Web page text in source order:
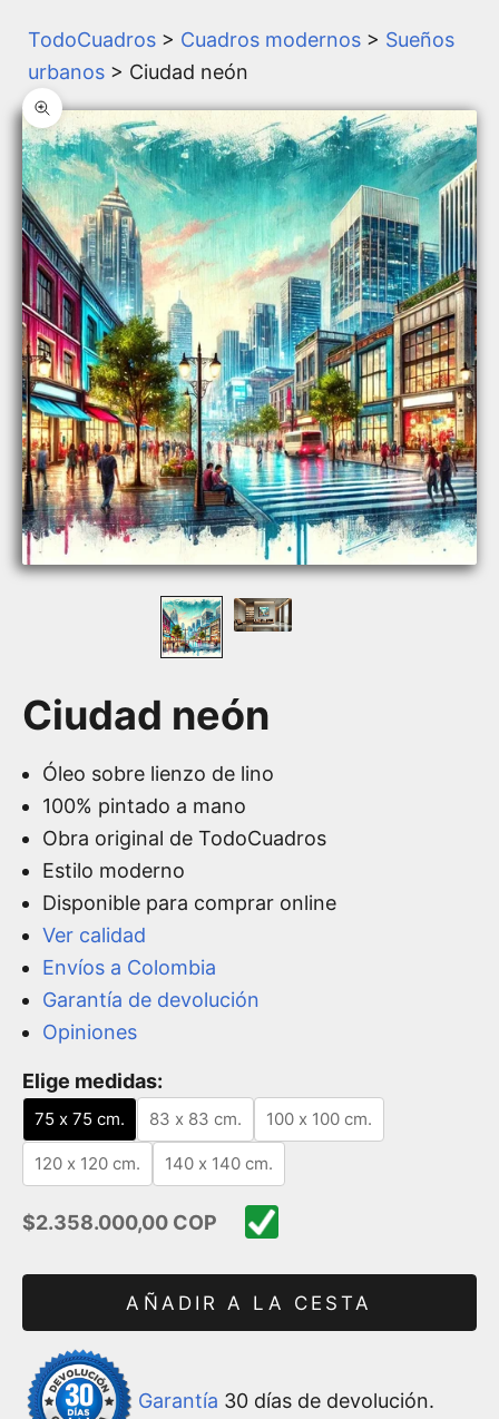
TodoCuadros > Cuadros modernos > Sueños
urbanos > Ciudad neón
Zoom
Ciudad neón
Óleo sobre lienzo de lino
100% pintado a mano
Obra original de TodoCuadros
Estilo moderno
Disponible para comprar online
Ver calidad
Envíos a Colombia
Garantía de devolución
Opiniones
Elige medidas:
75 x 75 cm. 83 x 83 cm. 100 x 100 cm.
120 x 120 cm. 140 x 140 cm.
Precio de oferta
$2.358.000,00 COP
AÑADIR A LA CESTA
Garantía 30 días de devolución.